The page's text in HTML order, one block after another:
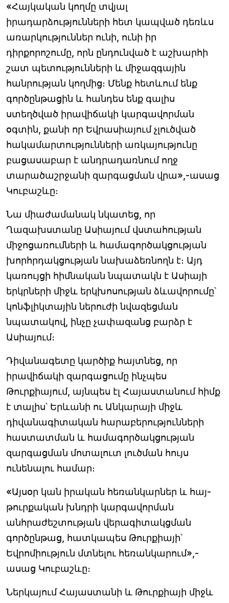
«Հայկական կողմը տվյալ
իրադարձությունների հետ կապված դեռևս
առարկություններ ունի, ունի իր
դիրքորոշումը, որն ընդունված է աշխարհի
շատ պետությունների և միջազգային
հանրության կողմից։ Մենք հետևում ենք
գործընթացին և հանդես ենք գալիս
ստեղծված իրավիճակի կարգավորման
օգտին, քանի որ Եվրասիայում չլուծված
հակամարտությունների առկայությունը
բացասաբար է անդրադառնում ողջ
տարածաշրջանի զարգացման վրա»,-ասաց
Կուբաշևը։
Նա միաժամանակ նկատեց, որ
Ղազախստանը Ասիայում վստահության
միջոցառումների և համագործակցության
խորհրդակցության նախաձեռնողն է։ Այդ
կառույցի հիմնական նպատակն է Ասիայի
երկրների միջև երկխոսության ձևավորումը՝
կոնֆլիկտային ներուժի նվազեցման
նպատակով, ինչը չափազանց բարձր է
Ասիայում։
Դիվանագետը կարծիք հայտնեց, որ
իրավիճակի զարգացումը ինչպես
Թուրքիայում, այնպես էլ Հայաստանում հիմք
է տալիս՝ Երևանի ու Անկարայի միջև
դիվանագիտական հարաբերությունների
հաստատման և համագործակցության
զարգացման մոտալուտ լուծման հույս
ունենալու համար։
«Այսօր կան իրական հեռանկարներ և հայ-
թուրքական խնդրի կարգավորման
անհրաժեշտության վերագիտակցման
գործընթաց, հատկապես Թուրքիայի՝
Եվրոմիություն մտնելու հեռանկարում»,-
ասաց Կուբաշևը։
Ներկայում Հայաստանի և Թուրքիայի միջև